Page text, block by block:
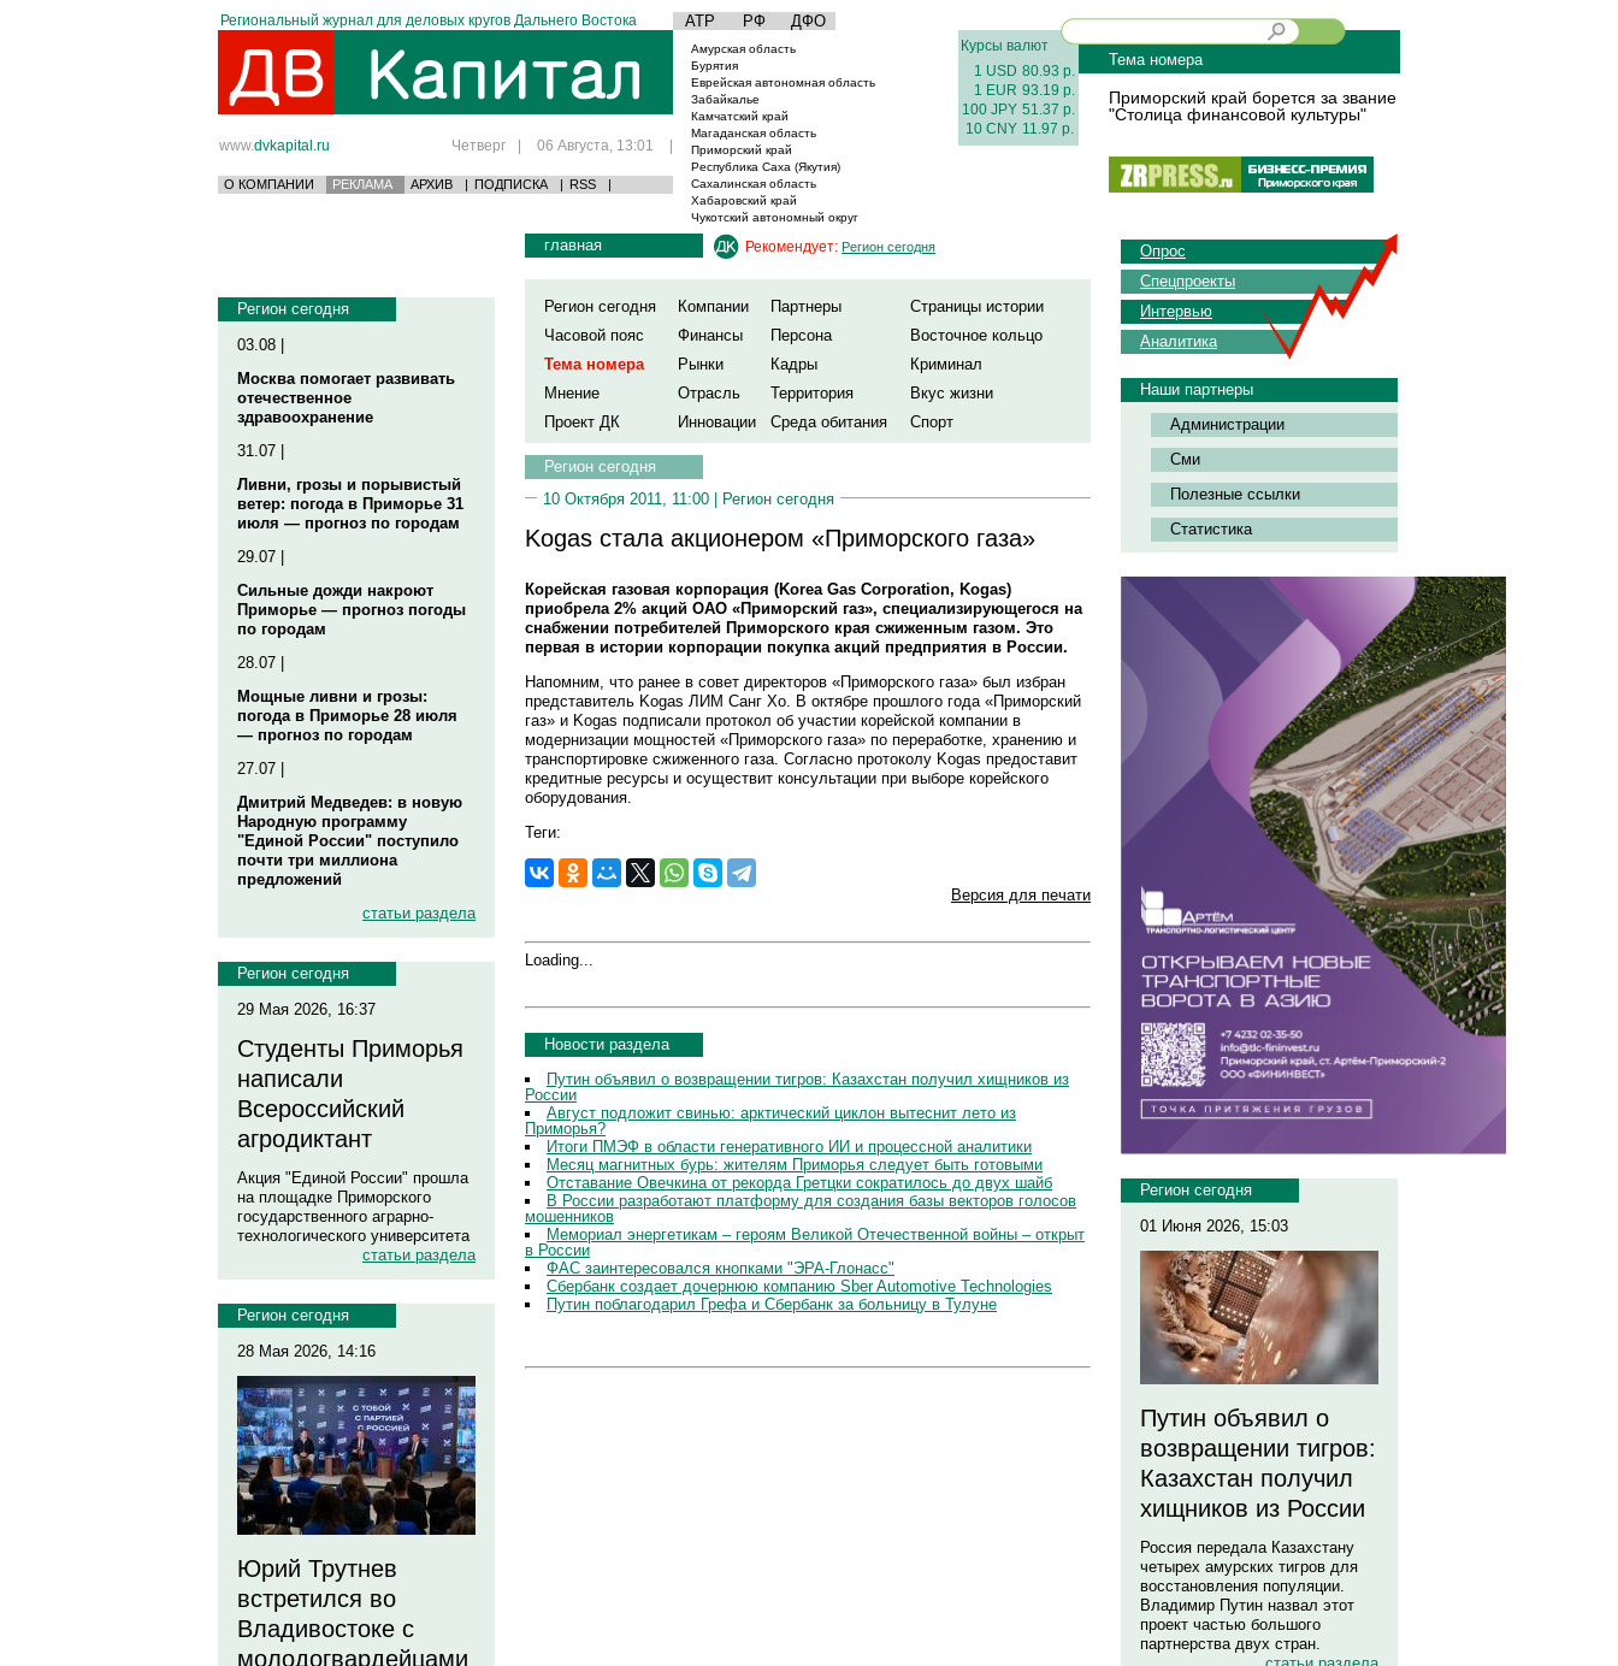
Региональный журнал для деловых кругов Дальнего Востока АТР РФ ДФО
www.dvkapital.ru Четверг | 06 Августа, 13:01 |
О КОМПАНИИ РЕКЛАМА АРХИВ | ПОДПИСКА | RSS |
Амурская область
Бурятия
Еврейская автономная область
Забайкалье
Камчатский край
Магаданская область
Приморский край
Республика Саха (Якутия)
Сахалинская область
Хабаровский край
Чукотский автономный округ
Курсы валют
1 USD 80.93 р.
1 EUR 93.19 р.
100 JPY 51.37 р.
10 CNY 11.97 р.
Тема номера
Приморский край борется за звание
"Столица финансовой культуры"
Регион сегодня
03.08 |
Москва помогает развивать
отечественное
здравоохранение
31.07 |
Ливни, грозы и порывистый
ветер: погода в Приморье 31
июля — прогноз по городам
29.07 |
Сильные дожди накроют
Приморье — прогноз погоды
по городам
28.07 |
Мощные ливни и грозы:
погода в Приморье 28 июля
— прогноз по городам
27.07 |
Дмитрий Медведев: в новую
Народную программу
"Единой России" поступило
почти три миллиона
предложений
статьи раздела
Регион сегодня
29 Мая 2026, 16:37
Студенты Приморья
написали
Всероссийский
агродиктант
Акция "Единой России" прошла
на площадке Приморского
государственного аграрно-
технологического университета
статьи раздела
Регион сегодня
28 Мая 2026, 14:16
Юрий Трутнев
встретился во
Владивостоке с
молодогвардейцами
главная Рекомендует: Регион сегодня
Регион сегодня Компании Партнеры
Страницы истории
Часовой пояс
Финансы Персона
Восточное кольцо
Тема номера
Рынки Кадры
Криминал
Мнение
Отрасль Территория
Вкус жизни
Проект ДК
Инновации Среда обитания Спорт
Регион сегодня
10 Октября 2011, 11:00 | Регион сегодня
Kogas стала акционером «Приморского газа»
Корейская газовая корпорация (Korea Gas Corporation, Kogas)
приобрела 2% акций ОАО «Приморский газ», специализирующегося на
снабжении потребителей Приморского края сжиженным газом. Это
первая в истории корпорации покупка акций предприятия в России.
Напомним, что ранее в совет директоров «Приморского газа» был избран
представитель Kogas ЛИМ Санг Хо. В октябре прошлого года «Приморский
газ» и Kogas подписали протокол об участии корейской компании в
модернизации мощностей «Приморского газа» по переработке, хранению и
транспортировке сжиженного газа. Согласно протоколу Kogas предоставит
кредитные ресурсы и осуществит консультации при выборе корейского
оборудования.
Теги:
Версия для печати
Loading...
Новости раздела
Путин объявил о возвращении тигров: Казахстан получил хищников из
России
Август подложит свинью: арктический циклон вытеснит лето из
Приморья?
Итоги ПМЭФ в области генеративного ИИ и процессной аналитики
Месяц магнитных бурь: жителям Приморья следует быть готовыми
Отставание Овечкина от рекорда Гретцки сократилось до двух шайб
В России разработают платформу для создания базы векторов голосов
мошенников
Мемориал энергетикам – героям Великой Отечественной войны – открыт
в России
ФАС заинтересовался кнопками "ЭРА-Глонасс"
Сбербанк создает дочернюю компанию Sber Automotive Technologies
Путин поблагодарил Грефа и Сбербанк за больницу в Тулуне
Опрос
Спецпроекты
Интервью
Аналитика
Наши партнеры
Администрации
Сми
Полезные ссылки
Статистика
Регион сегодня
01 Июня 2026, 15:03
Путин объявил о
возвращении тигров:
Казахстан получил
хищников из России
Россия передала Казахстану
четырех амурских тигров для
восстановления популяции.
Владимир Путин назвал этот
проект частью большого
партнерства двух стран.